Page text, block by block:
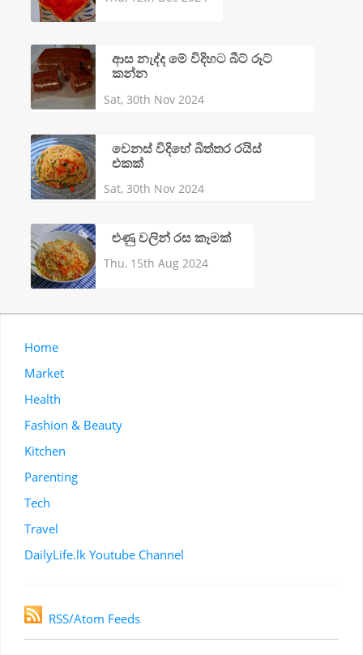
ආස නැද්ද මේ විදිහට බීට් රූට්
කන්න
Sat, 30th Nov 2024
වෙනස් විදිහේ බිත්තර රයිස්
එකක්
Sat, 30th Nov 2024
ළුණු වලින් රස කෑමක්
Thu, 15th Aug 2024
Home
Market
Health
Fashion & Beauty
Kitchen
Parenting
Tech
Travel
DailyLife.lk Youtube Channel
RSS/Atom Feeds